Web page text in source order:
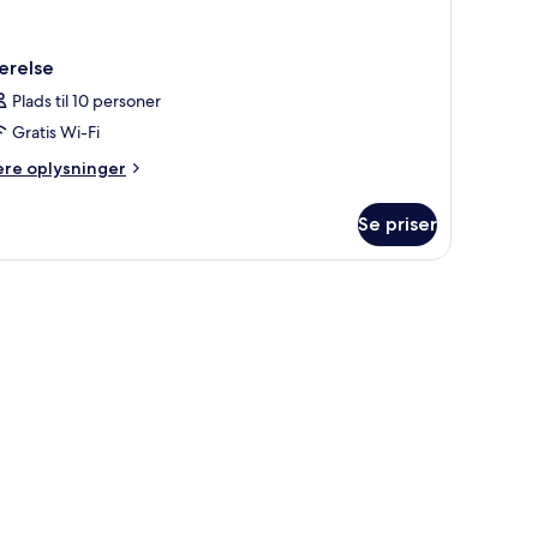
Plads til 10 personer
Gratis Wi-Fi
oplysninger
Se priser